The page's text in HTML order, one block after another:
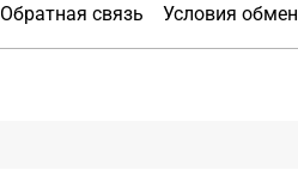
Обратная связь Условия